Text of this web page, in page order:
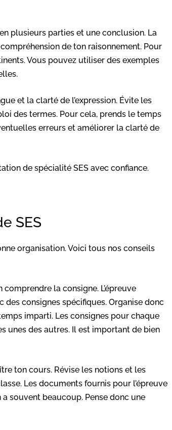
plusieurs parties et une conclusion. La
de ton raisonnement. Pour
Vous pouvez utiliser des exemples
et la clarté de l’expression. Évite les
des termes. Pour cela, prends le temps
erreurs et améliorer la clarté de
de spécialité SES avec confiance.
SES
organisation. Voici tous nos conseils
la consigne. L’épreuve
consignes spécifiques. Organise donc
imparti. Les consignes pour chaque
unes des autres. Il est important de bien
ton cours. Révise les notions et les
Les documents fournis pour l’épreuve
souvent beaucoup. Pense donc une